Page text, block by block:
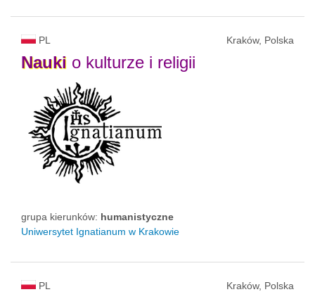
PL Kraków, Polska
Nauki o kulturze i religii
grupa kierunków: humanistyczne
Uniwersytet Ignatianum w Krakowie
PL Kraków, Polska